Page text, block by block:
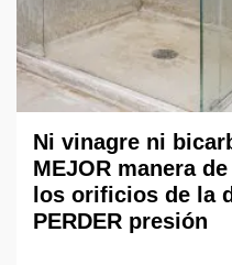
Ni vinagre ni
MEJOR manera
los orificios de la
PERDER presión